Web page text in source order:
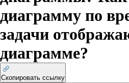
диаграмму по
задачи
диаграмме?
Скопировать ссылку